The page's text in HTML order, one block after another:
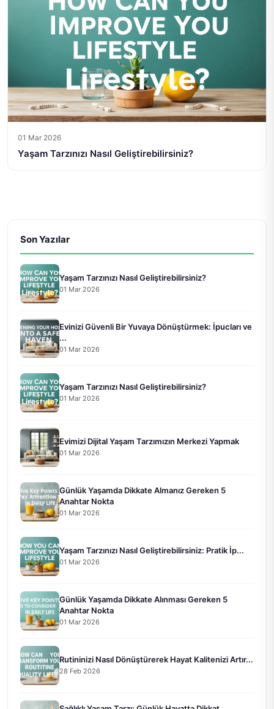
01 Mar 2026
Yaşam Tarzınızı Nasıl Geliştirebilirsiniz?
Son Yazılar
Yaşam Tarzınızı Nasıl Geliştirebilirsiniz?
01 Mar 2026
Evinizi Güvenli Bir Yuvaya Dönüştürmek: İpucları ve
...
01 Mar 2026
Yaşam Tarzınızı Nasıl Geliştirebilirsiniz?
01 Mar 2026
Evimizi Dijital Yaşam Tarzımızın Merkezi Yapmak
01 Mar 2026
Günlük Yaşamda Dikkate Almanız Gereken 5
Anahtar Nokta
01 Mar 2026
Yaşam Tarzınızı Nasıl Geliştirebilirsiniz: Pratik İp...
01 Mar 2026
Günlük Yaşamda Dikkate Alınması Gereken 5
Anahtar Nokta
01 Mar 2026
Rutininizi Nasıl Dönüştürerek Hayat Kalitenizi Artır...
28 Feb 2026